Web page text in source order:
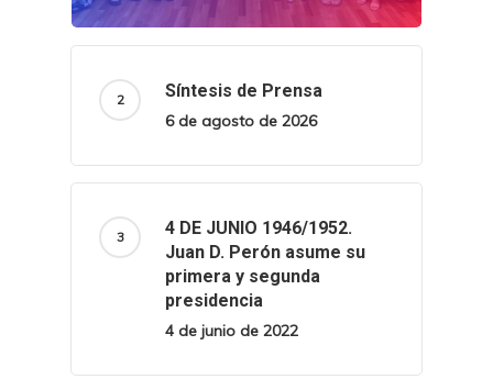
Síntesis de Prensa
6 de agosto de 2026
4 DE JUNIO 1946/1952.
Juan D. Perón asume su
primera y segunda
presidencia
4 de junio de 2022